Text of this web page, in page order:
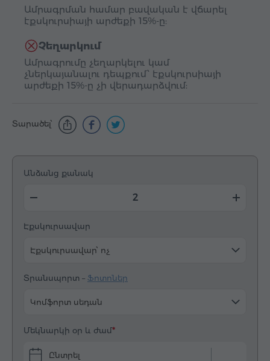
Ամրագրման համար բավական է վճարել
էքսկուրսիայի արժեքի 15%-ը:
Չեղարկում
Ամրագրումը չեղարկելու կամ
չներկայանալու դեպքում՝ էքսկուրսիայի
արժեքի 15%-ը չի վերադարձվում:
Տարածել՝
Անձանց քանակ
Էքսկուրսավար
Էքսկուրսավար՝ ոչ
Տրանսպորտ – Ֆոտոներ
Կոմֆորտ սեդան
Մեկնարկի օր և ժամ
Ընտրել